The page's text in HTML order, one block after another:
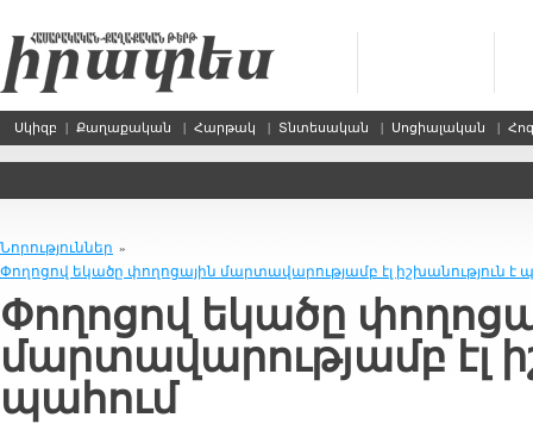
Սկիզբ | Քաղաքական | Հարթակ | Տնտեսական | Սոցիալական |
Նորություններ »
Փողոցով եկածը փողոցային մարտավարությամբ էլ իշխանություն է
Փողոցով եկածը
մարտավարությամբ էլ
պահում